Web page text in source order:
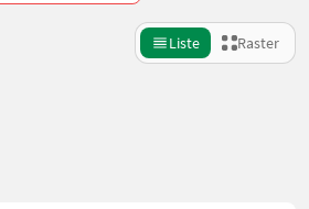
Liste Raster